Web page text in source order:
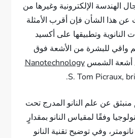
الهندسة الإلكترونية وغيرها من
عن هذا الشأن فإن أقرب الأمثلة
النانوية وتطبيقها على أكسيد
واقي للبشرة من الأشعة فوق
أشعة الشمسNanotechnology
S. Tom Picraux,
منبثق عن علم النانو المدرج تحت
وفقًا لمقياس النانو بمقدارٍ
يتفاوت ما بين 1-100 نانومتر، وفي توضيح تقنية النانو